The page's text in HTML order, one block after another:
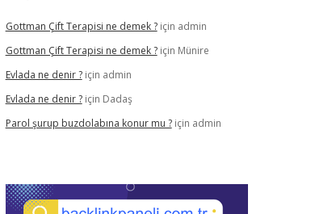
Gottman Çift Terapisi ne demek ?için admin
Gottman Çift Terapisi ne demek ?için Münire
Evlada ne denir ?için admin
Evlada ne denir ?için Dadaş
Parol şurup buzdolabına konur mu ?için admin